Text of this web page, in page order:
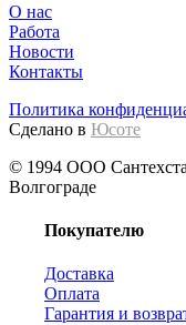
О нас
Работа
Новости
Контакты
Политика
Сделано в Юсоте
© 1994 ООО
Волгограде
Покупателю
Доставка
Оплата
Гарантия и